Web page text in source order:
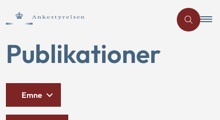
Publikationer
Emne